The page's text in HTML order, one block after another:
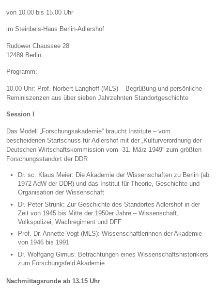
von 10.00 bis 15.00 Uhr
im Steinbeis-Haus Berlin-Adlershof
Rudower Chaussee 28
12489 Berlin
Programm:
10.00 Uhr: Prof. Norbert Langhoff (MLS) – Begrüßung und persönliche
Reminiszenzen aus über sieben Jahrzehnten Standortgeschichte
Session I
Das Modell „Forschungsakademie“ braucht Institute – vom
bescheidenen Startschuss für Adlershof mit der „Kulturverordnung der
Deutschen Wirtschaftskommission vom 31. März 1949“ zum größten
Forschungsstandort der DDR
Dr. sc. Klaus Meier: Die Akademie der Wissenschaften zu Berlin (ab
1972 AdW der DDR) und das Institut für Theorie, Geschichte und
Organisation der Wissenschaft
Dr. Peter Strunk: Zur Geschichte des Standortes Adlershof in der
Zeit von 1945 bis Mitte der 1950er Jahre – Wissenschaft,
Volkspolizei, Wachregiment und DFF
Prof. Dr. Annette Vogt (MLS): Wissenschaftlerinnen der Akademie
von 1946 bis 1991
Dr. Wolfgang Girnus: Betrachtungen eines Wissenschaftshistorikers
zum Forschungsfeld Akademie
Nachmittagsrunde ab 13.15 Uhr